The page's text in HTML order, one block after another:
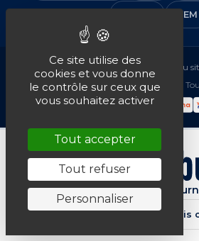
VEM
Mentions légales•CGV Plan du
© 2016-2026 EM Distribution -
Spécialiste de la machine
★★★★★4.7/5 · Avis
Ce site utilise des
cookies et vous donne
le contrôle sur ceux que
vous souhaitez activer
Tout accepter
Tout refuser
Personnaliser